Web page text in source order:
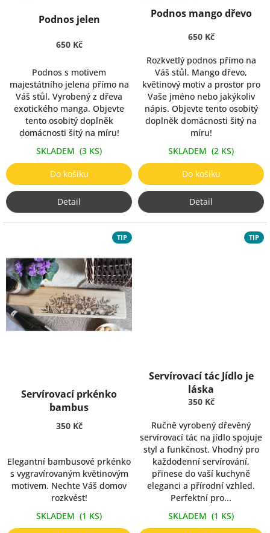
Podnos jelen
650 Kč
Podnos s motivem
majestátního jelena přímo na
Váš stůl. Vyrobený z dřeva
exotického manga. Objevte
tento osobitý doplněk
domácnosti šitý na míru!
SKLADEM (3 KS)
Do košíku
Detail
Podnos mango dřevo
650 Kč
Rozkvetlý podnos přímo na
Váš stůl. Mango dřevo,
květinový motiv a prostor pro
Vaše jméno nebo jakýkoliv
nápis. Objevte tento osobitý
doplněk domácnosti šitý na
míru!
SKLADEM (2 KS)
Do košíku
Detail
TIP
Servírovací prkénko
bambus
350 Kč
Elegantní bambusové prkénko
s vygravírovaným květinovým
motivem. Nechte Váš domov
rozkvést!
SKLADEM (1 KS)
TIP
Servírovací tác Jídlo je
láska
350 Kč
Ručně vyrobený dřevěný
servírovací tác na jídlo spojuje
styl a funkčnost. Vhodný pro
každodenní servírování,
přinese do vaší kuchyně
eleganci a přírodní vzhled.
Perfektní pro...
SKLADEM (1 KS)